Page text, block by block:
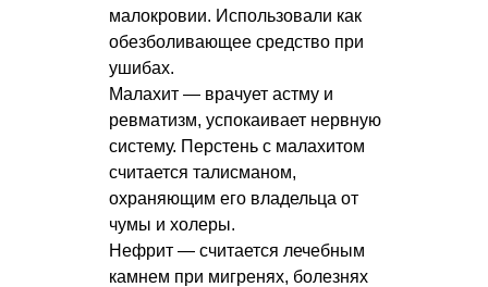
малокровии. Использовали как
обезболивающее средство при
ушибах.
Малахит — врачует астму и
ревматизм, успокаивает нервную
систему. Перстень с малахитом
считается талисманом,
охраняющим его владельца от
чумы и холеры.
Нефрит — считается лечебным
камнем при мигренях, болезнях